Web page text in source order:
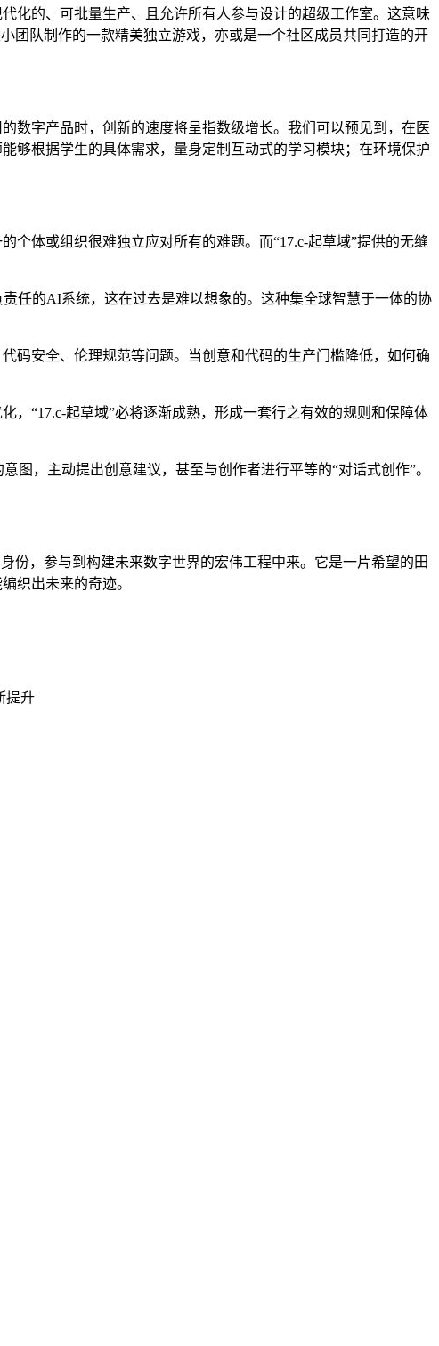
化的、可批量生产、且允许所有人参与设计的超级工作室。这意味
团队制作的一款精美独立游戏，亦或是一个社区成员共同打造的开
数字产品时，创新的速度将呈指数级增长。我们可以预见到，在医
够根据学生的具体需求，量身定制互动式的学习模块；在环境保护
个体或组织很难独立应对所有的难题。而“17.c-起草域”提供的无缝
任的AI系统，这在过去是难以想象的。这种集全球智慧于一体的协
码安全、伦理规范等问题。当创意和代码的生产门槛降低，如何确
“17.c-起草域”必将逐渐成熟，形成一套行之有效的规则和保障体
图，主动提出创意建议，甚至与创作者进行平等的“对话式创作”。
份，参与到构建未来数字世界的宏伟工程中来。它是一片希望的田
织出未来的奇迹。
提升